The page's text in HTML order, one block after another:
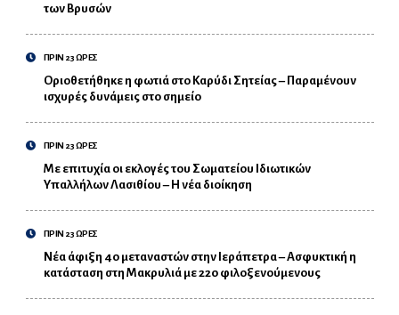
των Βρυσών
ΠΡΙΝ 23 ΩΡΕΣ
Οριοθετήθηκε η φωτιά στο Καρύδι Σητείας – Παραμένουν
ισχυρές δυνάμεις στο σημείο
ΠΡΙΝ 23 ΩΡΕΣ
Με επιτυχία οι εκλογές του Σωματείου Ιδιωτικών
Υπαλλήλων Λασιθίου – Η νέα διοίκηση
ΠΡΙΝ 23 ΩΡΕΣ
Νέα άφιξη 40 μεταναστών στην Ιεράπετρα – Ασφυκτική η
κατάσταση στη Μακρυλιά με 220 φιλοξενούμενους